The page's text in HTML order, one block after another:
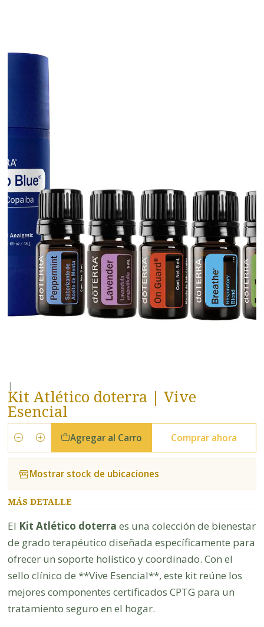
|
Kit Atlético doterra | Vive
Esencial
Cantidad
Agregar al Carro Comprar ahora
Mostrar stock de ubicaciones
MÁS DETALLE
El Kit Atlético doterra es una colección de bienestar
de grado terapéutico diseñada específicamente para
ofrecer un soporte holístico y coordinado. Con el
sello clínico de **Vive Esencial**, este kit reúne los
mejores componentes certificados CPTG para un
tratamiento seguro en el hogar.